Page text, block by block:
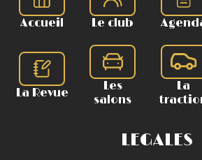
Accueil Le club
La Revue
Les
salons
La
LEGALES